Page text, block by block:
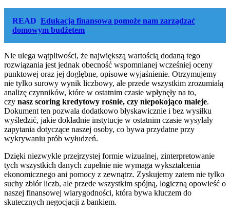
READ Edukacja finansowa pomoże nam zarządzać
domowym budżetem
Nie ulega wątpliwości, że największą wartością dodaną tego
rozwiązania jest jednak obecność wspomnianej wcześniej oceny
punktowej oraz jej dogłębne, opisowe wyjaśnienie. Otrzymujemy
nie tylko surowy wynik liczbowy, ale przede wszystkim zrozumiałą
analizę czynników, które w ostatnim czasie wpłynęły na to,
czy nasz scoring kredytowy rośnie, czy niepokojąco maleje.
Dokument ten pozwala dodatkowo błyskawicznie i bez wysiłku
wyśledzić, jakie dokładnie instytucje w ostatnim czasie wysyłały
zapytania dotyczące naszej osoby, co bywa przydatne przy
wykrywaniu prób wyłudzeń.
Dzięki niezwykle przejrzystej formie wizualnej, zinterpretowanie
tych wszystkich danych zupełnie nie wymaga wykształcenia
ekonomicznego ani pomocy z zewnątrz. Zyskujemy zatem nie tylko
suchy zbiór liczb, ale przede wszystkim spójną, logiczną opowieść o
naszej finansowej wiarygodności, która bywa kluczem do
skutecznych negocjacji z bankiem.